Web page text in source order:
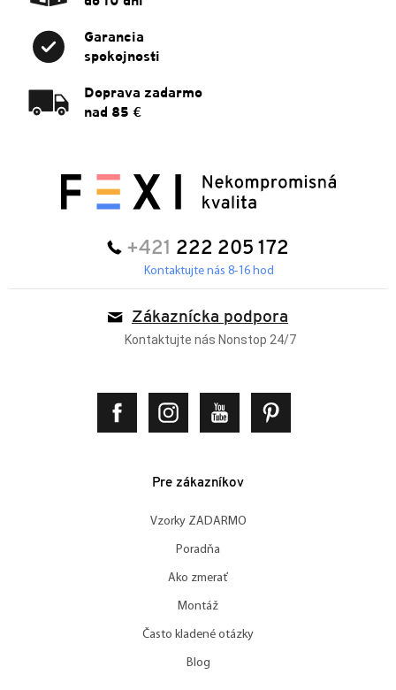
Garancia
spokojnosti
Doprava zadarmo
nad 85 €
+421 222 205 172
Kontaktujte nás 8-16 hod
Zákaznícka podpora
Kontaktujte nás Nonstop 24/7
Pre zákazníkov
Vzorky ZADARMO
Poradňa
Ako zmerať
Montáž
Často kladené otázky
Blog